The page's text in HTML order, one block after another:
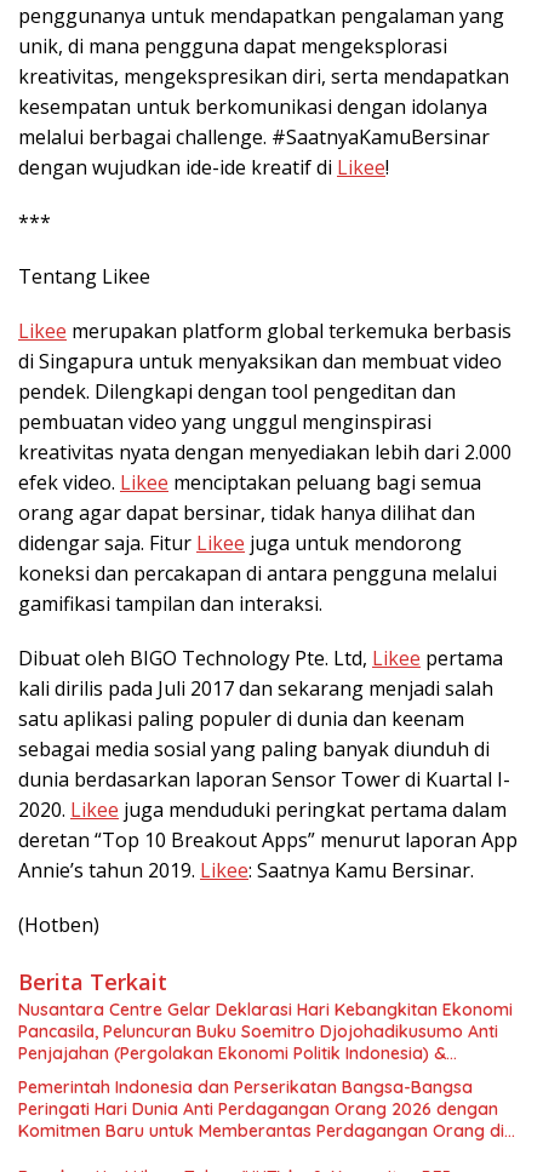
penggunanya untuk mendapatkan pengalaman yang
unik, di mana pengguna dapat mengeksplorasi
kreativitas, mengekspresikan diri, serta mendapatkan
kesempatan untuk berkomunikasi dengan idolanya
melalui berbagai challenge. #SaatnyaKamuBersinar
dengan wujudkan ide-ide kreatif di Likee!
***
Tentang Likee
Likee merupakan platform global terkemuka berbasis
di Singapura untuk menyaksikan dan membuat video
pendek. Dilengkapi dengan tool pengeditan dan
pembuatan video yang unggul menginspirasi
kreativitas nyata dengan menyediakan lebih dari 2.000
efek video. Likee menciptakan peluang bagi semua
orang agar dapat bersinar, tidak hanya dilihat dan
didengar saja. Fitur Likee juga untuk mendorong
koneksi dan percakapan di antara pengguna melalui
gamifikasi tampilan dan interaksi.
Dibuat oleh BIGO Technology Pte. Ltd, Likee pertama
kali dirilis pada Juli 2017 dan sekarang menjadi salah
satu aplikasi paling populer di dunia dan keenam
sebagai media sosial yang paling banyak diunduh di
dunia berdasarkan laporan Sensor Tower di Kuartal I-
2020. Likee juga menduduki peringkat pertama dalam
deretan “Top 10 Breakout Apps” menurut laporan App
Annie’s tahun 2019. Likee: Saatnya Kamu Bersinar.
(Hotben)
Berita Terkait
Nusantara Centre Gelar Deklarasi Hari Kebangkitan Ekonomi
Pancasila, Peluncuran Buku Soemitro Djojohadikusumo Anti
Penjajahan (Pergolakan Ekonomi Politik Indonesia) &
Nasional dan Kesejahteraan Sosial dalam Menata Bangsa
Menuju Indonesia Emas 2045”,
Pemerintah Indonesia dan Perserikatan Bangsa-Bangsa
Peringati Hari Dunia Anti Perdagangan Orang 2026 dengan
Komitmen Baru untuk Memberantas Perdagangan Orang di